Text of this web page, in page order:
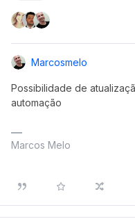
Marcosmelo
Possibilidade de
automação
Marcos Melo